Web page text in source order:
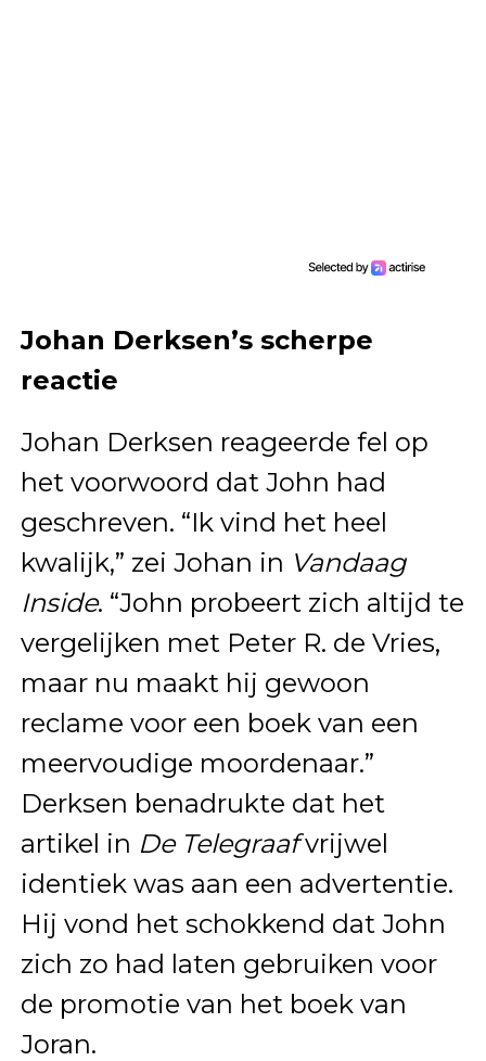
Johan Derksen’s scherpe
reactie
Johan Derksen reageerde fel op
het voorwoord dat John had
geschreven. “Ik vind het heel
kwalijk,” zei Johan in Vandaag
Inside. “John probeert zich altijd te
vergelijken met Peter R. de Vries,
maar nu maakt hij gewoon
reclame voor een boek van een
meervoudige moordenaar.”
Derksen benadrukte dat het
artikel in De Telegraafvrijwel
identiek was aan een advertentie.
Hij vond het schokkend dat John
zich zo had laten gebruiken voor
de promotie van het boek van
Joran.